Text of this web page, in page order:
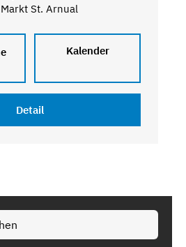
Markt St. Arnual
Kalender
Detail